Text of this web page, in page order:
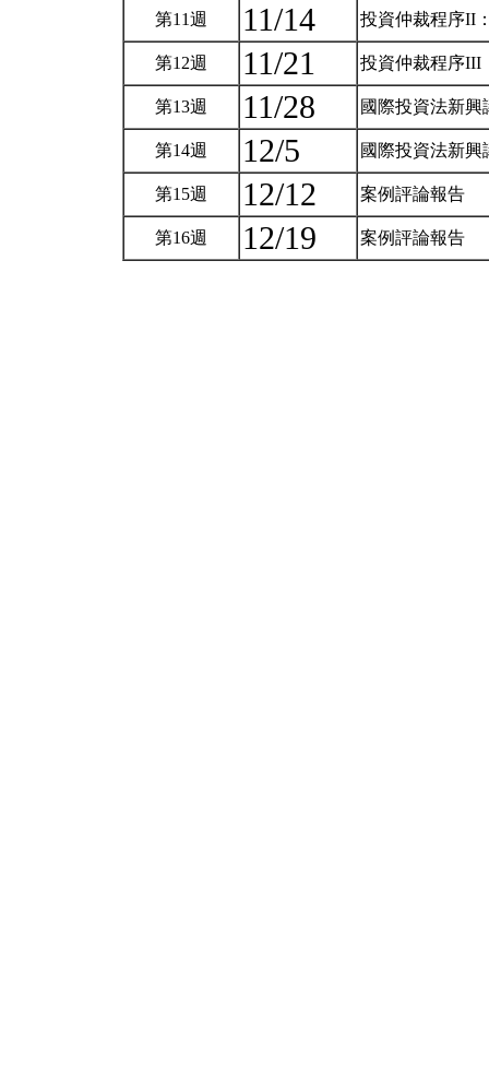
第11週 11/14 投資仲裁程序II
第12週 11/21 投資仲裁程序III
第13週 11/28 國際投資法新
第14週 12/5 國際投資法新
第15週 12/12 案例評論報告
第16週 12/19 案例評論報告